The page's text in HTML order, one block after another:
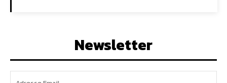
Newsletter